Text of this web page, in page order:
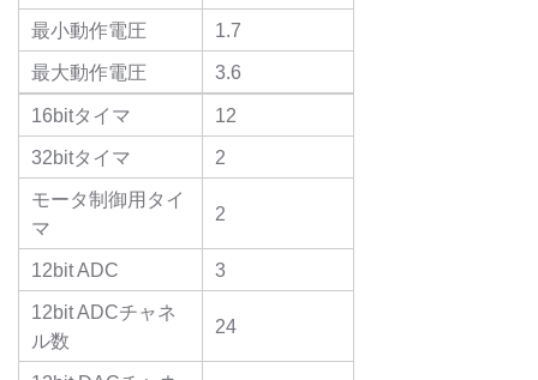
最小動作電圧
1.7
最大動作電圧
3.6
16bitタイマ
12
32bitタイマ
2
モータ制御用タイ
マ
2
12bit ADC
3
12bit ADCチャネ
ル数
24